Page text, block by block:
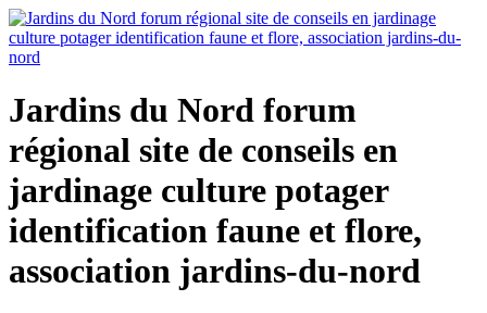
Jardins du Nord forum
régional site de conseils en
jardinage culture potager
identification faune et flore,
association jardins-du-nord